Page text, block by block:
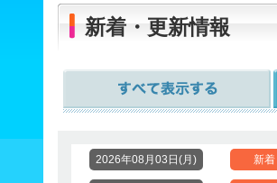
新着・更新情報
2026年08月03日(月) 新着